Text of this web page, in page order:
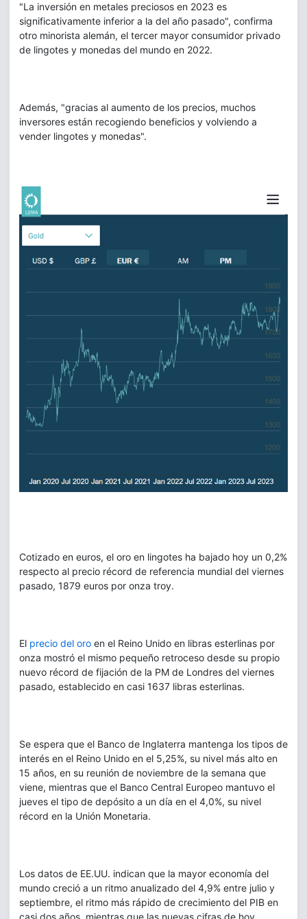
"La inversión en metales preciosos en 2023 es
significativamente inferior a la del año pasado", confirma
otro minorista alemán, el tercer mayor consumidor privado
de lingotes y monedas del mundo en 2022.
Además, "gracias al aumento de los precios, muchos
inversores están recogiendo beneficios y volviendo a
vender lingotes y monedas".
Cotizado en euros, el oro en lingotes ha bajado hoy un 0,2%
respecto al precio récord de referencia mundial del viernes
pasado, 1879 euros por onza troy.
El precio del oro en el Reino Unido en libras esterlinas por
onza mostró el mismo pequeño retroceso desde su propio
nuevo récord de fijación de la PM de Londres del viernes
pasado, establecido en casi 1637 libras esterlinas.
Se espera que el Banco de Inglaterra mantenga los tipos de
interés en el Reino Unido en el 5,25%, su nivel más alto en
15 años, en su reunión de noviembre de la semana que
viene, mientras que el Banco Central Europeo mantuvo el
jueves el tipo de depósito a un día en el 4,0%, su nivel
récord en la Unión Monetaria.
Los datos de EE.UU. indican que la mayor economía del
mundo creció a un ritmo anualizado del 4,9% entre julio y
septiembre, el ritmo más rápido de crecimiento del PIB en